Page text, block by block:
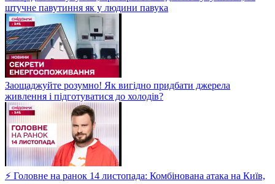
штучне павутиння як у людини павука
Заощаджуйте розумно! Як вигідно придбати джерела
живлення і підготуватися до холодів?
⚡ Головне на ранок 14 листопада: Комбінована атака на Київ,